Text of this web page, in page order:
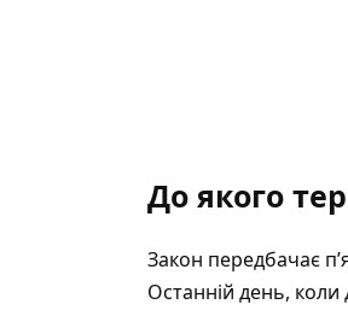
До якого
Закон передбачає
Останній день,